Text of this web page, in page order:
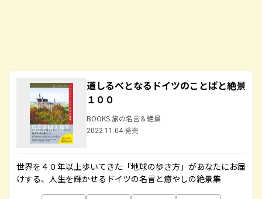
道しるべとなるドイツのことばと絶景
１００
BOOKS 旅の名言＆絶景
2022.11.04 発売
世界を４０年以上歩いてきた「地球の歩き方」があなたにお届
けする、人生を輝かせるドイツの名言と癒やしの絶景集